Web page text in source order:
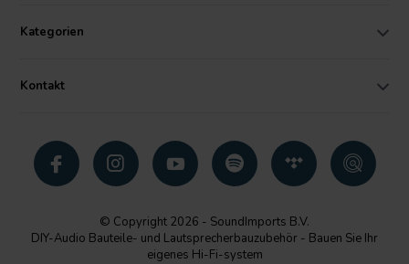
Kategorien
Kontakt
© Copyright 2026 - SoundImports B.V.
DIY-Audio Bauteile- und Lautsprecherbauzubehör - Bauen Sie Ihr
eigenes Hi-Fi-system